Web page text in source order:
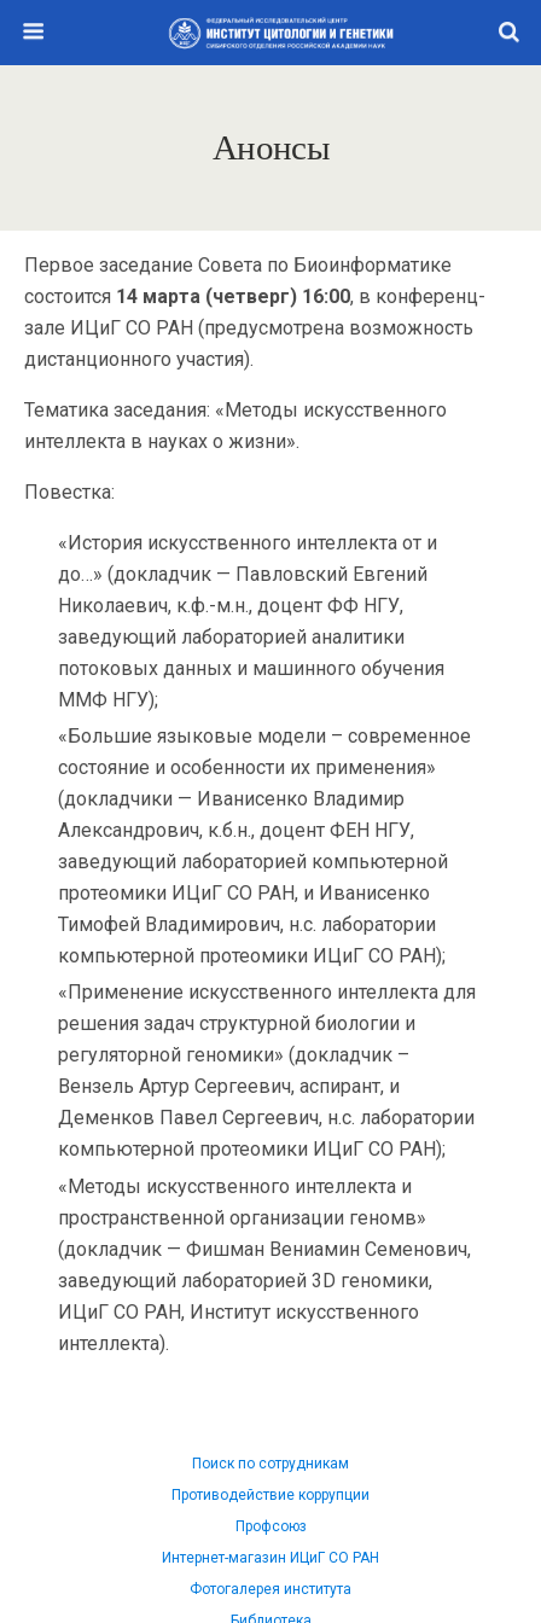
Анонсы
Первое заседание Совета по Биоинформатике
состоится 14 марта (четверг) 16:00, в конференц-
зале ИЦиГ СО РАН (предусмотрена возможность
дистанционного участия).
Тематика заседания: «Методы искусственного
интеллекта в науках о жизни».
Повестка:
«История искусственного интеллекта от и
до…» (докладчик — Павловский Евгений
Николаевич, к.ф.-м.н., доцент ФФ НГУ,
заведующий лабораторией аналитики
потоковых данных и машинного обучения
ММФ НГУ);
«Большие языковые модели – современное
состояние и особенности их применения»
(докладчики — Иванисенко Владимир
Александрович, к.б.н., доцент ФЕН НГУ,
заведующий лабораторией компьютерной
протеомики ИЦиГ СО РАН, и Иванисенко
Тимофей Владимирович, н.с. лаборатории
компьютерной протеомики ИЦиГ СО РАН);
«Применение искусственного интеллекта для
решения задач структурной биологии и
регуляторной геномики» (докладчик –
Вензель Артур Сергеевич, аспирант, и
Деменков Павел Сергеевич, н.с. лаборатории
компьютерной протеомики ИЦиГ СО РАН);
«Методы искусственного интеллекта и
пространственной организации геномв»
(докладчик — Фишман Вениамин Семенович,
заведующий лабораторией 3D геномики,
ИЦиГ СО РАН, Институт искусственного
интеллекта).
Поиск по сотрудникам
Противодействие коррупции
Профсоюз
Интернет-магазин ИЦиГ СО РАН
Фотогалерея института